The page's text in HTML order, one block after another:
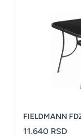
FIELDMANN
11.640 RSD